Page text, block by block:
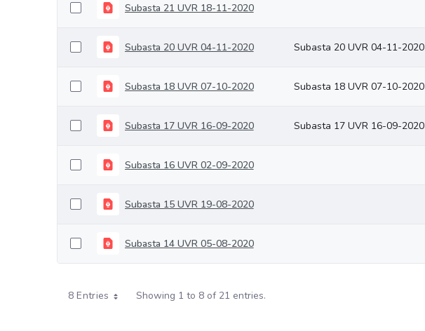
Subasta 21 UVR 18-11-2020
Subasta 20 UVR 04-11-2020 Subasta 20 UVR 04-11-2020
Subasta 18 UVR 07-10-2020 Subasta 18 UVR 07-10-2020
Subasta 17 UVR 16-09-2020 Subasta 17 UVR 16-09-2020
Subasta 16 UVR 02-09-2020
Subasta 15 UVR 19-08-2020
Subasta 14 UVR 05-08-2020
8 Entries Showing 1 to 8 of 21 entries.